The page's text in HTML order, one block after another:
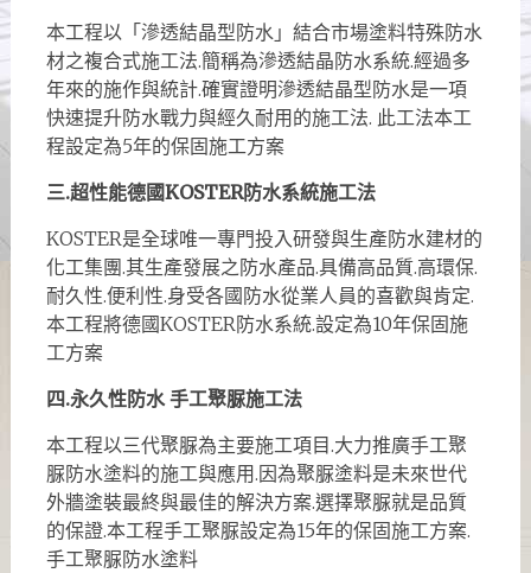
本工程以「滲透結晶型防水」結合市場塗料特殊防水
材之複合式施工法.簡稱為滲透結晶防水系統.經過多
年來的施作與統計.確實證明滲透結晶型防水是一項
快速提升防水戰力與經久耐用的施工法. 此工法本工
程設定為5年的保固施工方案
三.超性能德國KOSTER防水系統施工法
KOSTER是全球唯一專門投入研發與生產防水建材的
化工集團.其生產發展之防水產品.具備高品質.高環保.
耐久性.便利性.身受各國防水從業人員的喜歡與肯定.
本工程將德國KOSTER防水系統.設定為10年保固施
工方案
四.永久性防水 手工聚脲施工法
本工程以三代聚脲為主要施工項目.大力推廣手工聚
脲防水塗料的施工與應用.因為聚脲塗料是未來世代
外牆塗裝最終與最佳的解決方案.選擇聚脲就是品質
的保證.本工程手工聚脲設定為15年的保固施工方案.
手工聚脲防水塗料